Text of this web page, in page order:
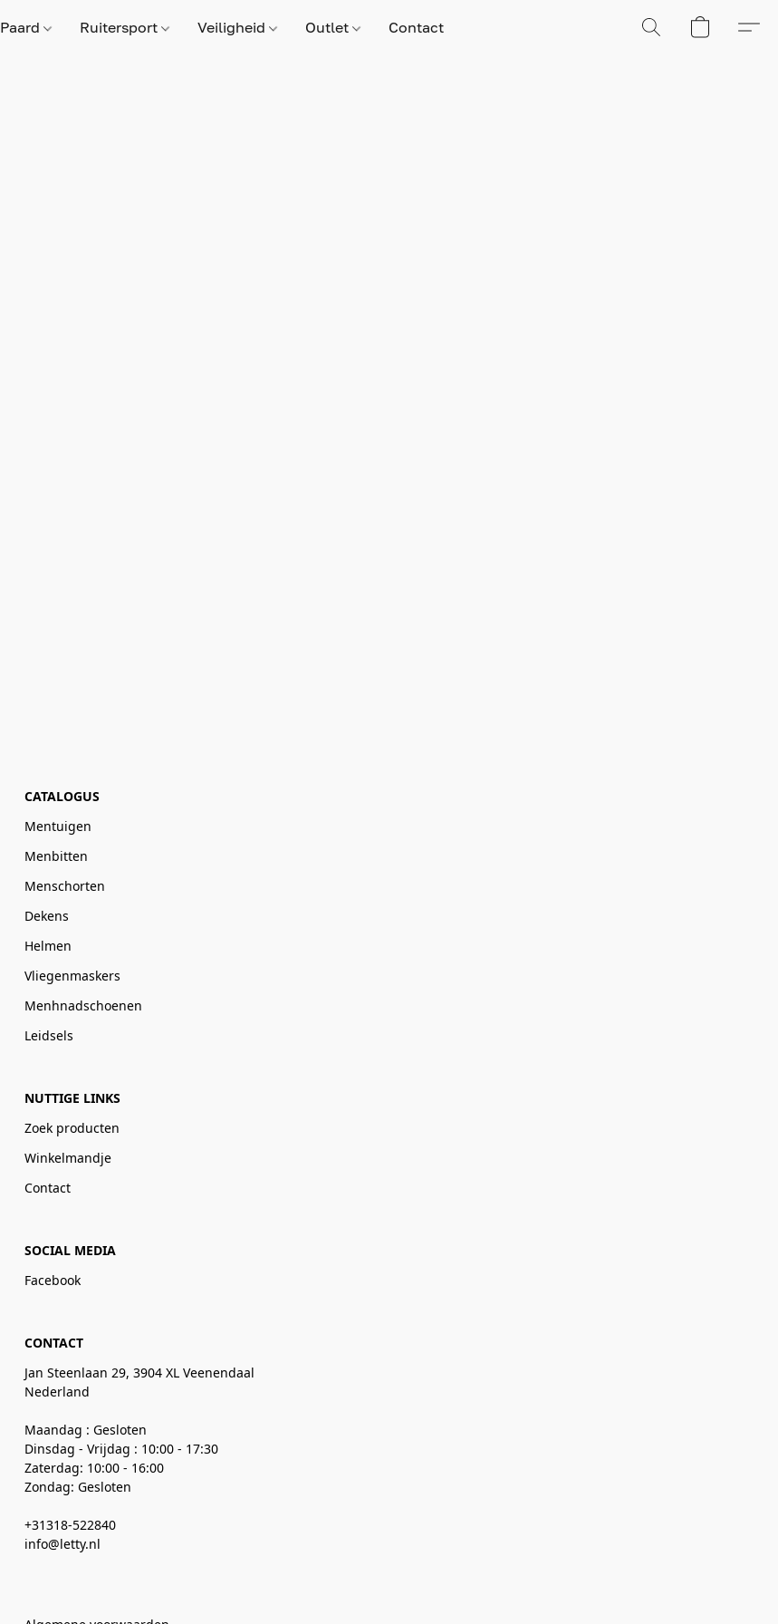
Paard Ruitersport Veiligheid Outlet Contact
CATALOGUS
Mentuigen
Menbitten
Menschorten
Dekens
Helmen
Vliegenmaskers
Menhnadschoenen
Leidsels
NUTTIGE LINKS
Zoek producten
Winkelmandje
Contact
SOCIAL MEDIA
Facebook
CONTACT
Jan Steenlaan 29, 3904 XL Veenendaal
Nederland
Maandag : Gesloten
Dinsdag - Vrijdag : 10:00 - 17:30
Zaterdag: 10:00 - 16:00
Zondag: Gesloten
+31318-522840
info@letty.nl